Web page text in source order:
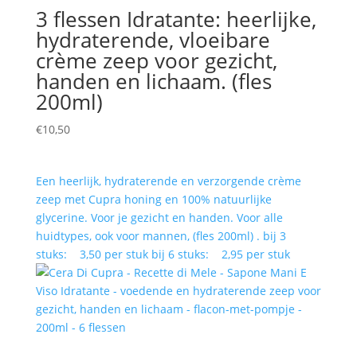
3 flessen Idratante: heerlijke,
hydraterende, vloeibare
crème zeep voor gezicht,
handen en lichaam. (fles
200ml)
€10,50
Een heerlijk, hydraterende en verzorgende crème
zeep met Cupra honing en 100% natuurlijke
glycerine. Voor je gezicht en handen. Voor alle
huidtypes, ook voor mannen, (fles 200ml) . bij 3
stuks: 3,50 per stuk bij 6 stuks: 2,95 per stuk